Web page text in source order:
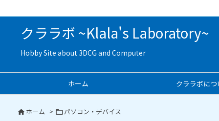
クララボ ~Klala's Laboratory~
Hobby Site about 3DCG and Computer
ホーム クララボにつ
 ホーム > パソコン・デバイス